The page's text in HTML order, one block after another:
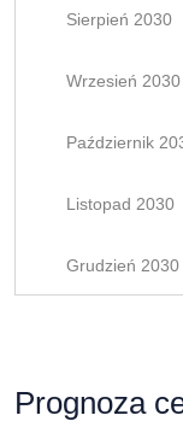
Sierpień 2030
Wrzesień 2030
Październik
Listopad 2030
Grudzień 2030
Prognoza